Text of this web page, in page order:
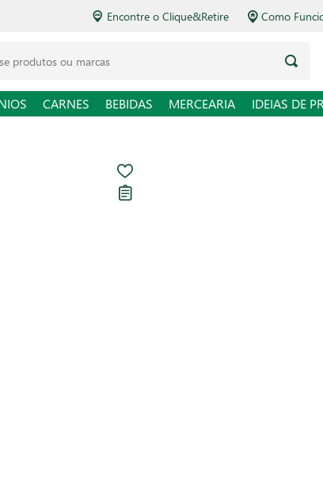
Encontre o Clique&Retire Como
CARNES BEBIDAS MERCEARIA IDEIAS DE